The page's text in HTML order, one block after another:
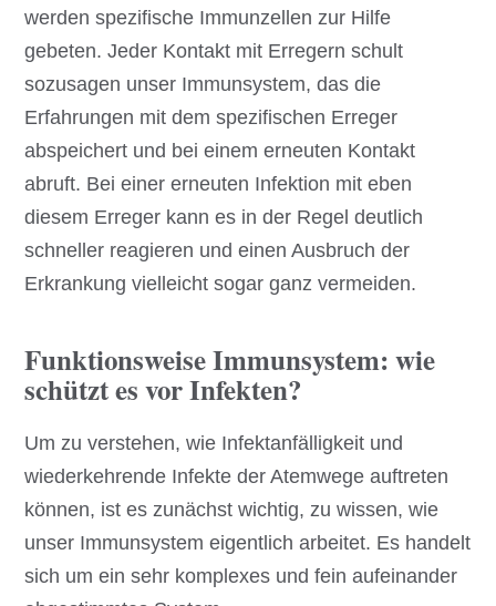
werden spezifische Immunzellen zur Hilfe
gebeten. Jeder Kontakt mit Erregern schult
sozusagen unser Immunsystem, das die
Erfahrungen mit dem spezifischen Erreger
abspeichert und bei einem erneuten Kontakt
abruft. Bei einer erneuten Infektion mit eben
diesem Erreger kann es in der Regel deutlich
schneller reagieren und einen Ausbruch der
Erkrankung vielleicht sogar ganz vermeiden.
Funktionsweise Immunsystem: wie
schützt es vor Infekten?
Um zu verstehen, wie Infektanfälligkeit und
wiederkehrende Infekte der Atemwege auftreten
können, ist es zunächst wichtig, zu wissen, wie
unser Immunsystem eigentlich arbeitet. Es handelt
sich um ein sehr komplexes und fein aufeinander